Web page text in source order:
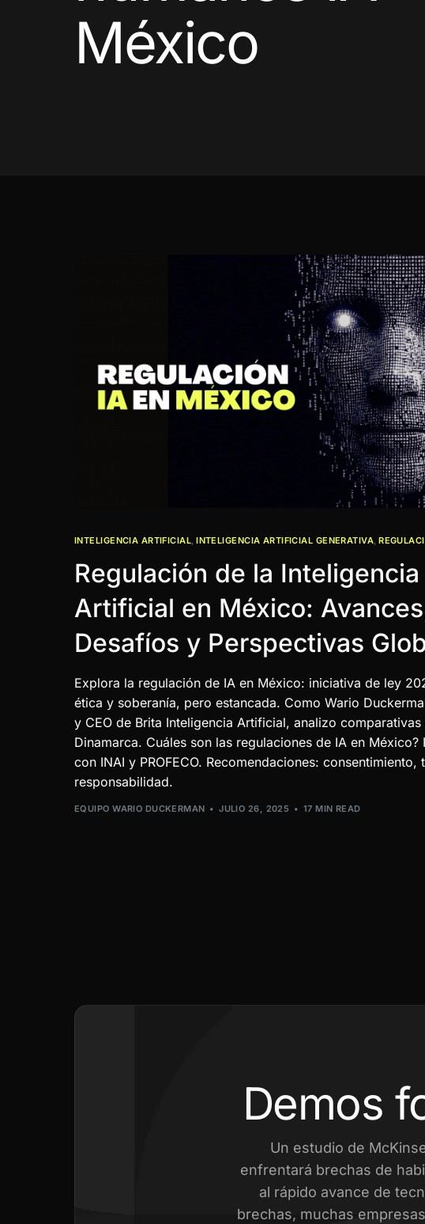
México
INTELIGENCIA ARTIFICIAL ,INTELIGENCIA ARTIFICIAL GENERATIVA ,
Regulación de la Inteligencia
Artificial en México:
Desafíos y Perspectivas
Explora la regulación de IA en México: iniciativa de ley
ética y soberanía, pero estancada. Como Wario
y CEO de Brita Inteligencia Artificial, analizo comparativas
Dinamarca. Cuáles son las regulaciones de IA en México?
con INAI y PROFECO. Recomendaciones: consentimiento,
responsabilidad.
EQUIPO WARIO DUCKERMAN JULIO 26, 2025 17 MIN READ
Demos
Un estudio de
enfrentará brechas de
al rápido avance de
brechas, muchas